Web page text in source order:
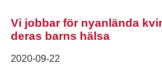
Vi jobbar för nyanlända
deras barns hälsa
2020-09-22